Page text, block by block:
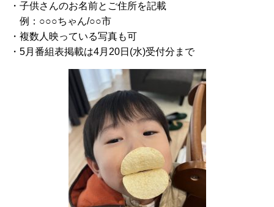
・子供さんのお名前とご住所を記載
例：○○○ちゃん/○○市
・複数人映っている写真も可
・5月番組表掲載は4月20日(水)受付分まで